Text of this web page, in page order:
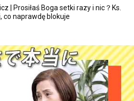
？Ks.
co naprawdę blokuje